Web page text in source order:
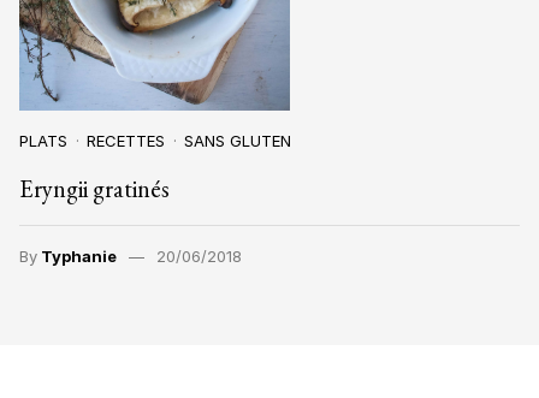
PLATS RECETTES SANS GLUTEN
Eryngii gratinés
By Typhanie 20/06/2018